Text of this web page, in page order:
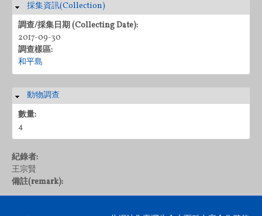
隱藏
採集資訊(Collection)
調查/採集日期 (Collecting Date):
2017-09-30
調查樣區:
和平島
隱藏
動物調查
數量:
4
紀錄者:
王宗賢
備註(remark):